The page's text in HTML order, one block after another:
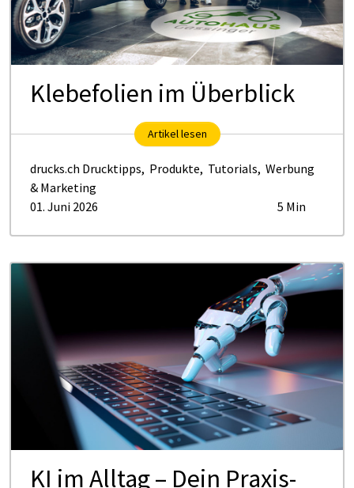
Klebefolien im Überblick
Artikel lesen
drucks.ch Drucktipps, Produkte, Tutorials, Werbung
& Marketing
01. Juni 2026
5 Min
KI im Alltag – Dein Praxis-